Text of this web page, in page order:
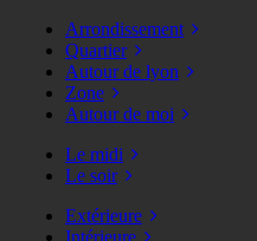
Arrondissement
Quartier
Autour de lyon
Zone
Autour de moi
Le midi
Le soir
Extérieure
Intérieure